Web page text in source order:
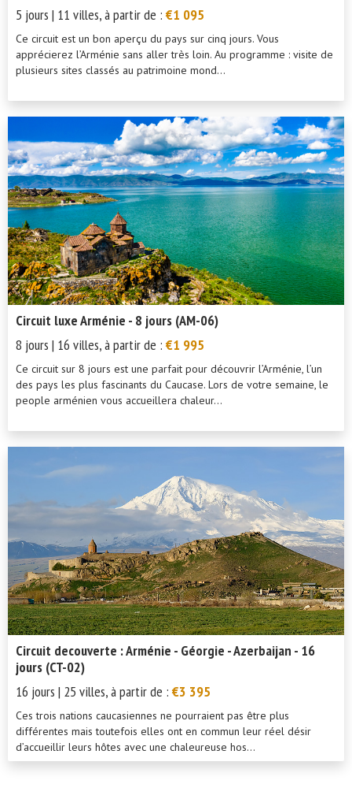
5 jours | 11 villes, à partir de :€1 095
Ce circuit est un bon aperçu du pays sur cinq jours. Vous
apprécierez l’Arménie sans aller très loin. Au programme : visite de
plusieurs sites classés au patrimoine mond...
Circuit luxe Arménie - 8 jours (AM-06)
8 jours | 16 villes, à partir de :€1 995
Ce circuit sur 8 jours est une parfait pour découvrir l’Arménie, l’un
des pays les plus fascinants du Caucase. Lors de votre semaine, le
people arménien vous accueillera chaleur...
Circuit decouverte : Arménie - Géorgie - Azerbaijan - 16
jours (CT-02)
16 jours | 25 villes, à partir de :€3 395
Ces trois nations caucasiennes ne pourraient pas être plus
différentes mais toutefois elles ont en commun leur réel désir
d’accueillir leurs hôtes avec une chaleureuse hos...